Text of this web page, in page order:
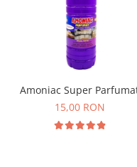
Amoniac Super
15,00 RON